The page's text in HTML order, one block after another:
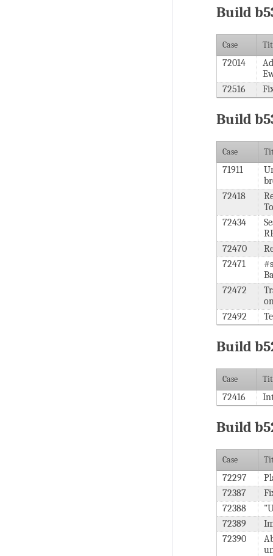
Build
Case
72014
72516
Build
Case
71911
72418
72434
72470
72471
72472
72492
Build
Case
72416
Build
Case
72297
72387
72388
72389
72390